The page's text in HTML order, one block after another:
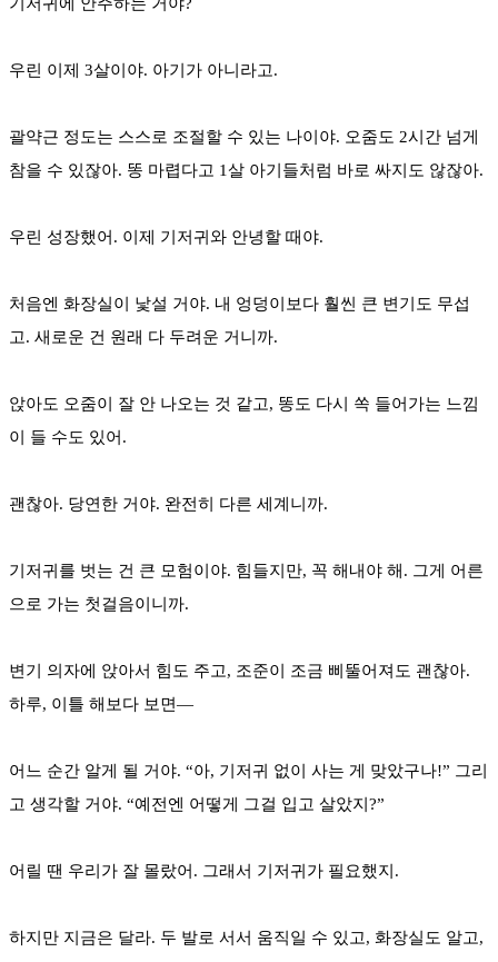
우린 이제 3살이야. 아기가 아니라고.
괄약근 정도는 스스로 조절할 수 있는 나이야. 오줌도 2시간 넘게
참을 수 있잖아. 똥 마렵다고 1살 아기들처럼 바로 싸지도 않잖아.
우린 성장했어. 이제 기저귀와 안녕할 때야.
처음엔 화장실이 낯설 거야. 내 엉덩이보다 훨씬 큰 변기도 무섭
고. 새로운 건 원래 다 두려운 거니까.
앉아도 오줌이 잘 안 나오는 것 같고, 똥도 다시 쏙 들어가는 느낌
이 들 수도 있어.
괜찮아. 당연한 거야. 완전히 다른 세계니까.
기저귀를 벗는 건 큰 모험이야. 힘들지만, 꼭 해내야 해. 그게 어른
으로 가는 첫걸음이니까.
변기 의자에 앉아서 힘도 주고, 조준이 조금 삐뚤어져도 괜찮아.
하루, 이틀 해보다 보면—
어느 순간 알게 될 거야. “아, 기저귀 없이 사는 게 맞았구나!” 그리
고 생각할 거야. “예전엔 어떻게 그걸 입고 살았지?”
어릴 땐 우리가 잘 몰랐어. 그래서 기저귀가 필요했지.
하지만 지금은 달라. 두 발로 서서 움직일 수 있고, 화장실도 알고,